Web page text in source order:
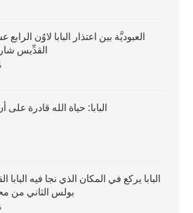
العبوديَّة بين اعتذار البابا لاوُن
القدِّيس
البابا: حياة الله قادرة على
البابا يركع في المكان الذي نجا فيه البابا
بولس الثاني من